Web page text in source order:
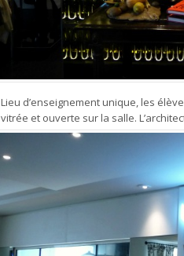
Lieu d’enseignement unique, les
vitrée et ouverte sur la salle.